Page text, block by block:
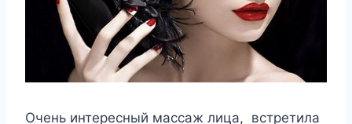
Очень интересный массаж лица, встретила